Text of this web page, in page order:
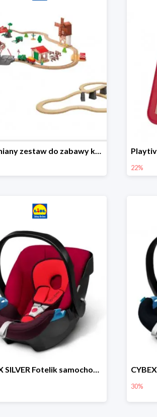
Drewniany zestaw do zabawy kolejką - farma i wiadukt
22%
CYBEX SILVER Fotelik samochodowy
30%